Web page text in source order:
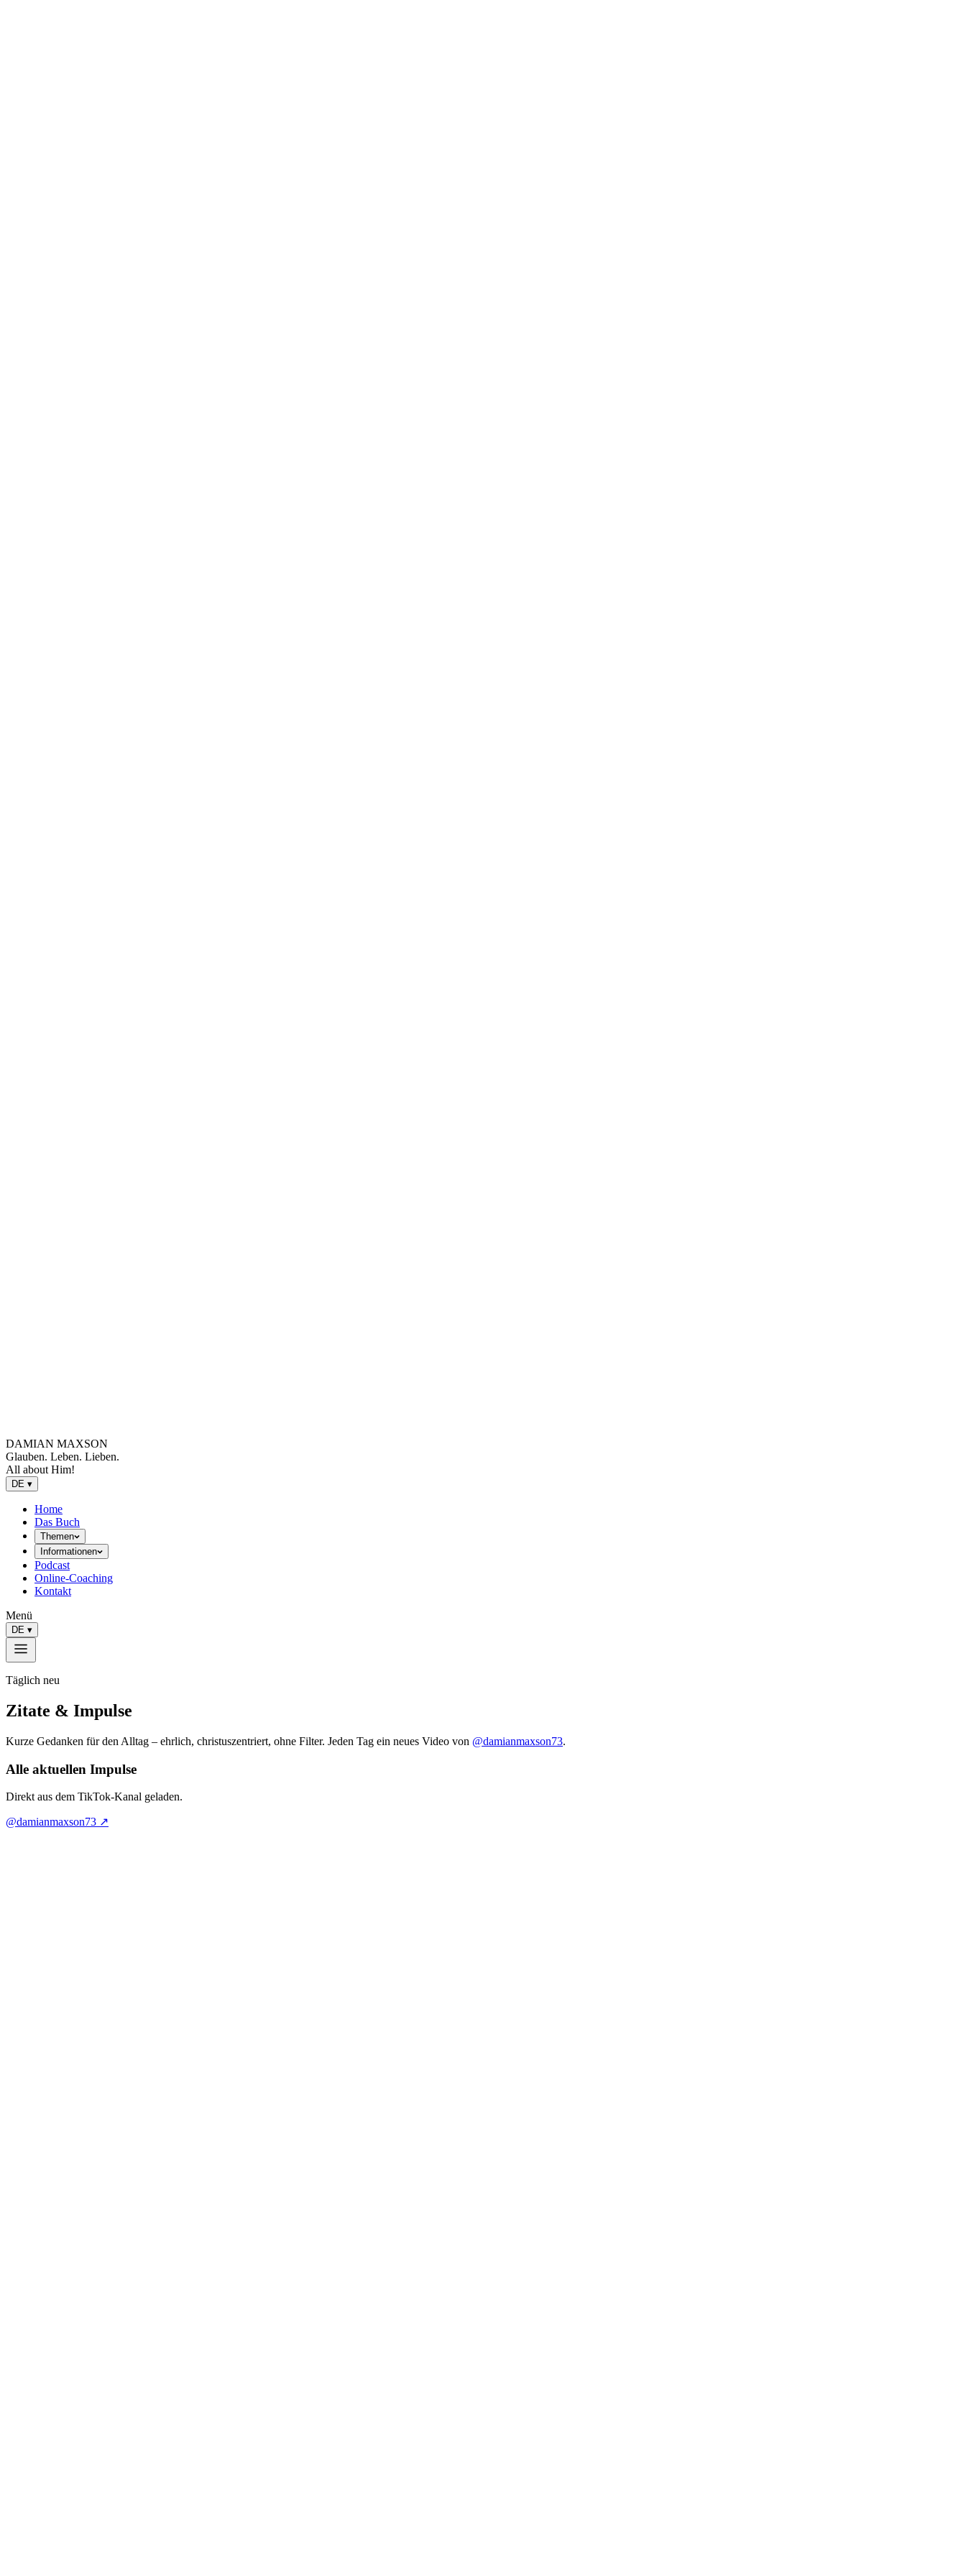
DAMIAN MAXSON
Glauben. Leben. Lieben.
All about Him!
DE ▾
Home
Das Buch
Themen
Informationen
Podcast
Online-Coaching
Kontakt
Menü
DE ▾
Täglich neu
Zitate & Impulse
Kurze Gedanken für den Alltag – ehrlich, christuszentriert, ohne Filter. Jeden Tag ein neues Video von @damianmaxson73.
Alle aktuellen Impulse
Direkt aus dem TikTok-Kanal geladen.
@damianmaxson73 ↗